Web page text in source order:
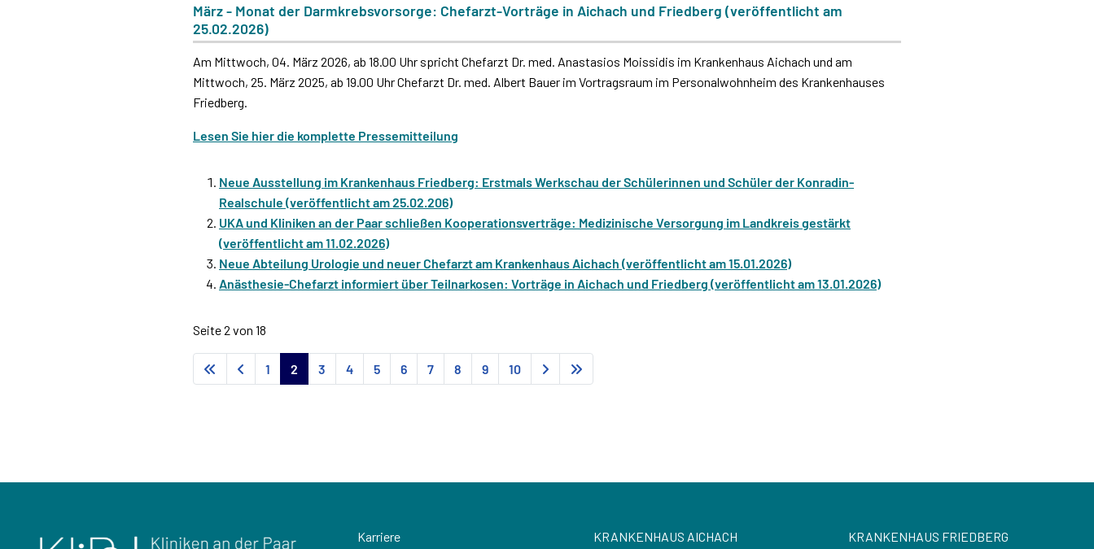
März - Monat der Darmkrebsvorsorge: Chefarzt-Vorträge in Aichach und Friedberg (veröffentlicht am
25.02.2026)
Am Mittwoch, 04. März 2026, ab 18.00 Uhr spricht Chefarzt Dr. med. Anastasios Moissidis im Krankenhaus Aichach und am
Mittwoch, 25. März 2025, ab 19.00 Uhr Chefarzt Dr. med. Albert Bauer im Vortragsraum im Personalwohnheim des Krankenhauses
Friedberg.
Lesen Sie hier die komplette Pressemitteilung
Neue Ausstellung im Krankenhaus Friedberg: Erstmals Werkschau der Schülerinnen und Schüler der Konradin-
Realschule (veröffentlicht am 25.02.206)
UKA und Kliniken an der Paar schließen Kooperationsverträge: Medizinische Versorgung im Landkreis gestärkt
(veröffentlicht am 11.02.2026)
Neue Abteilung Urologie und neuer Chefarzt am Krankenhaus Aichach (veröffentlicht am 15.01.2026)
Anästhesie-Chefarzt informiert über Teilnarkosen: Vorträge in Aichach und Friedberg (veröffentlicht am 13.01.2026)
Seite 2 von 18
1 2 3 4 5 6 7 8 9 10
Karriere
KRANKENHAUS AICHACH
KRANKENHAUS FRIEDBERG